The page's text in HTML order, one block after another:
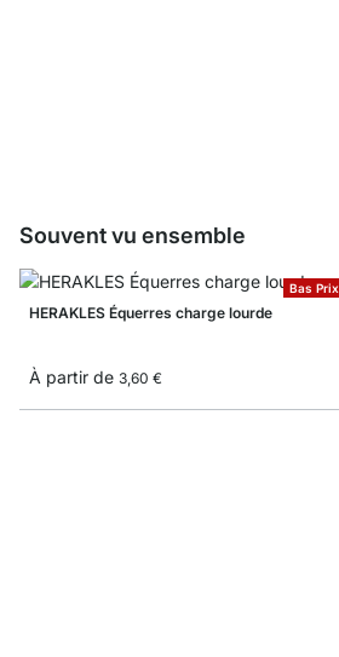
Souvent vu ensemble
Bas Prix
HERAKLES Équerres charge lourde
À partir de 3,60 €